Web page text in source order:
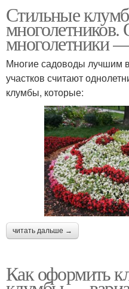
Стильные
многолетники
Многие садоводы лучшим
участков считают
клумбы, которые:
читать дальше →
Как оформить